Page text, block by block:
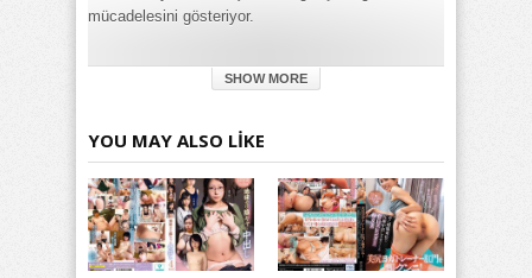
mücadelesini gösteriyor.
Mali izle ,Taylandlı Genç Adamı İçin Özgürlüğü Sikiyor: Vahşi
ve Yaşlı Mali porno izle,Taylandlı Genç Adamı İçin Özgürlüğü
Sikiyor: Vahşi ve Yaşlı Mali türkçe altyazılı izle
SHOW MORE
YOU MAY ALSO LIKE